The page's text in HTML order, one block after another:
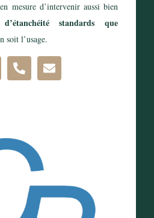
mesure d’intervenir aussi bien
d’étanchéitéstandards que
soit l’usage.